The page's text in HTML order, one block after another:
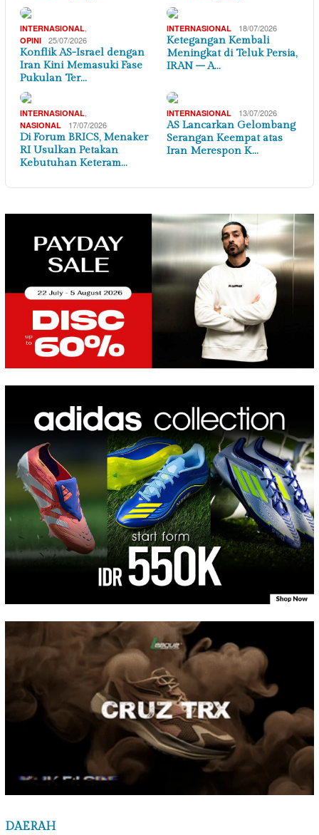
INTERNASIONAL
OPINI 25/07/2026
Konflik AS-Israel dengan
Iran Kini Memasuki Fase
Pukulan Ter…
INTERNASIONAL 18/07/2026
Ketegangan Kembali
Meningkat di Teluk Persia,
IRAN – A…
INTERNASIONAL
NASIONAL 17/07/2026
Di Forum BRICS, Menaker
RI Usulkan Petakan
Kebutuhan Keteram…
INTERNASIONAL 13/07/2026
AS Lancarkan Gelombang
Serangan Keempat atas
Iran Merespon K…
DAERAH